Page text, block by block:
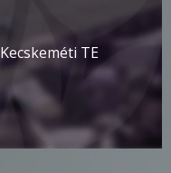
Kecskeméti TE